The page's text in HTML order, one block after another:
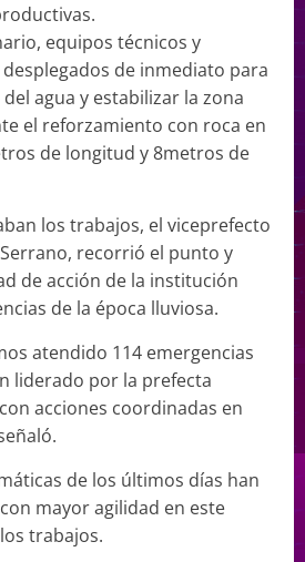
equipos técnicos y
de inmediato para
agua y estabilizar la zona
el reforzamiento con roca en
de longitud y 8metros de
los trabajos, el viceprefecto
recorrió el punto y
de acción de la institución
de la época lluviosa.
atendido 114 emergencias
liderado por la prefecta
acciones coordinadas en
de los últimos días han
mayor agilidad en este
trabajos.